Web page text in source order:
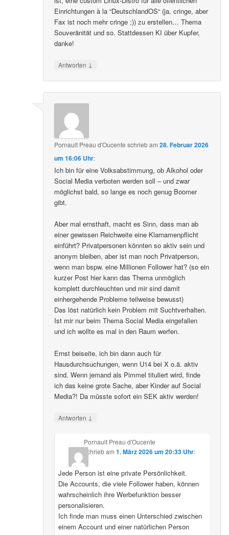
Einrichtungen à la “DeutschlandOS“ (ja, cringe, aber
Fax ist noch mehr cringe ;)) zu erstellen… Thema
Souveränität und so. Stattdessen KI über Kupfer,
danke!
Antworten ↓
Pornault Preau d'Oucente schriebam28. Februar 2026
um 16:06 Uhr:
Ich bin für eine Volksabstimmung, ob Alkohol oder
Social Media verboten werden soll – und zwar
möglichst bald, so lange es noch genug Boomer
gibt.
Aber mal ernsthaft, macht es Sinn, dass man ab
einer gewissen Reichweite eine Klarnamenpflicht
einführt? Privatpersonen könnten so aktiv sein und
anonym bleiben, aber ist man noch Privatperson,
wenn man bspw. eine Millionen Follower hat? (so ein
kurzer Post hier kann das Thema unmöglich
komplett durchleuchten und mir sind damit
einhergehende Probleme teilweise bewusst)
Das löst natürlich kein Problem mit Suchtverhalten.
Ist mir nur beim Thema Social Media eingefallen
und ich wollte es mal in den Raum werfen.
Ernst beiseite, ich bin dann auch für
Hausdurchsuchungen, wenn U14 bei X o.ä. aktiv
sind. Wenn jemand als Pimmel tituliert wird, finde
ich das keine grote Sache, aber Kinder auf Social
Media?! Da müsste sofort ein SEK aktiv werden!
Antworten ↓
Pornault Preau d'Oucente
schriebam 1. März 2026 um 20:33 Uhr:
Jede Person ist eine private Persönlichkeit.
Die Accounts, die viele Follower haben, können
wahrscheinlich ihre Werbefunktion besser
personalisieren.
Ich finde man muss einen Unterschied zwischen
einem Account und einer natürlichen Person